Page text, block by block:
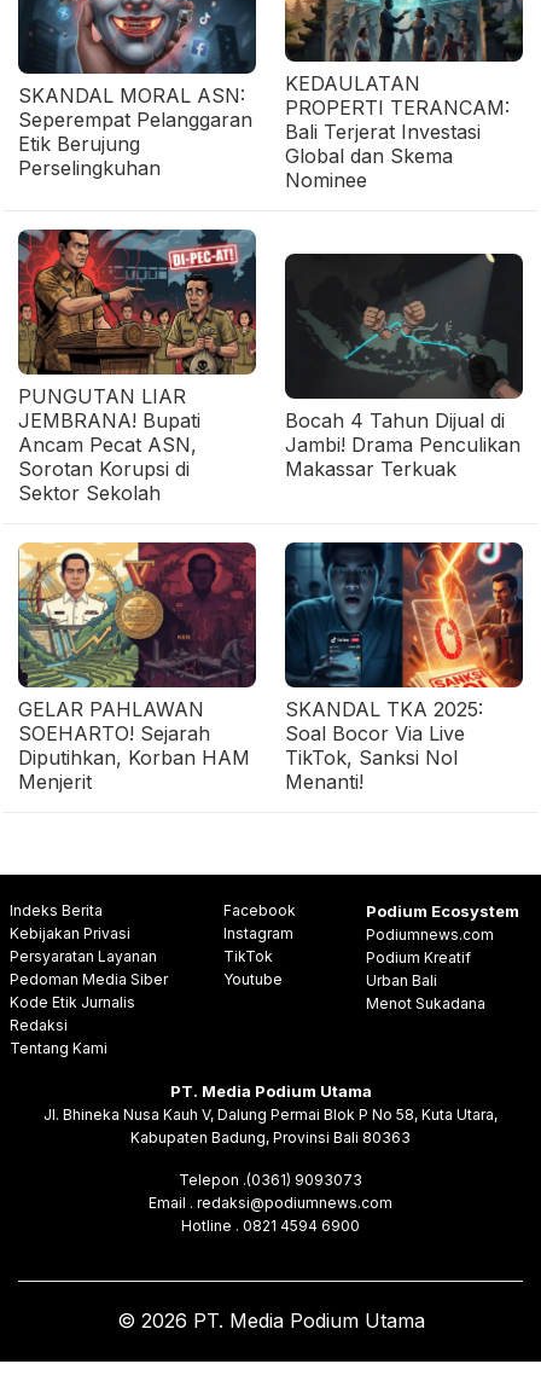
SKANDAL MORAL ASN:
Seperempat Pelanggaran
Etik Berujung
Perselingkuhan
KEDAULATAN
PROPERTI TERANCAM:
Bali Terjerat Investasi
Global dan Skema
Nominee
PUNGUTAN LIAR
JEMBRANA! Bupati
Ancam Pecat ASN,
Sorotan Korupsi di
Sektor Sekolah
Bocah 4 Tahun Dijual di
Jambi! Drama Penculikan
Makassar Terkuak
GELAR PAHLAWAN
SOEHARTO! Sejarah
Diputihkan, Korban HAM
Menjerit
SKANDAL TKA 2025:
Soal Bocor Via Live
TikTok, Sanksi Nol
Menanti!
Indeks Berita
Kebijakan Privasi
Persyaratan Layanan
Pedoman Media Siber
Kode Etik Jurnalis
Redaksi
Tentang Kami
Facebook
Instagram
TikTok
Youtube
Podium Ecosystem
Podiumnews.com
Podium Kreatif
Urban Bali
Menot Sukadana
PT. Media Podium Utama
Jl. Bhineka Nusa Kauh V, Dalung Permai Blok P No 58, Kuta Utara,
Kabupaten Badung, Provinsi Bali 80363
Telepon .(0361) 9093073
Email . redaksi@podiumnews.com
Hotline . 0821 4594 6900
© 2026 PT. Media Podium Utama